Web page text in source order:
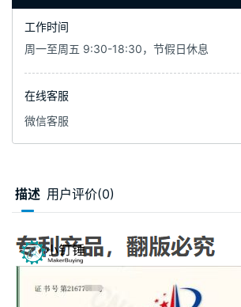
工作时间
周一至周五 9:30-18:30，节假日休息
在线客服
微信客服
描述 用户评价(0)